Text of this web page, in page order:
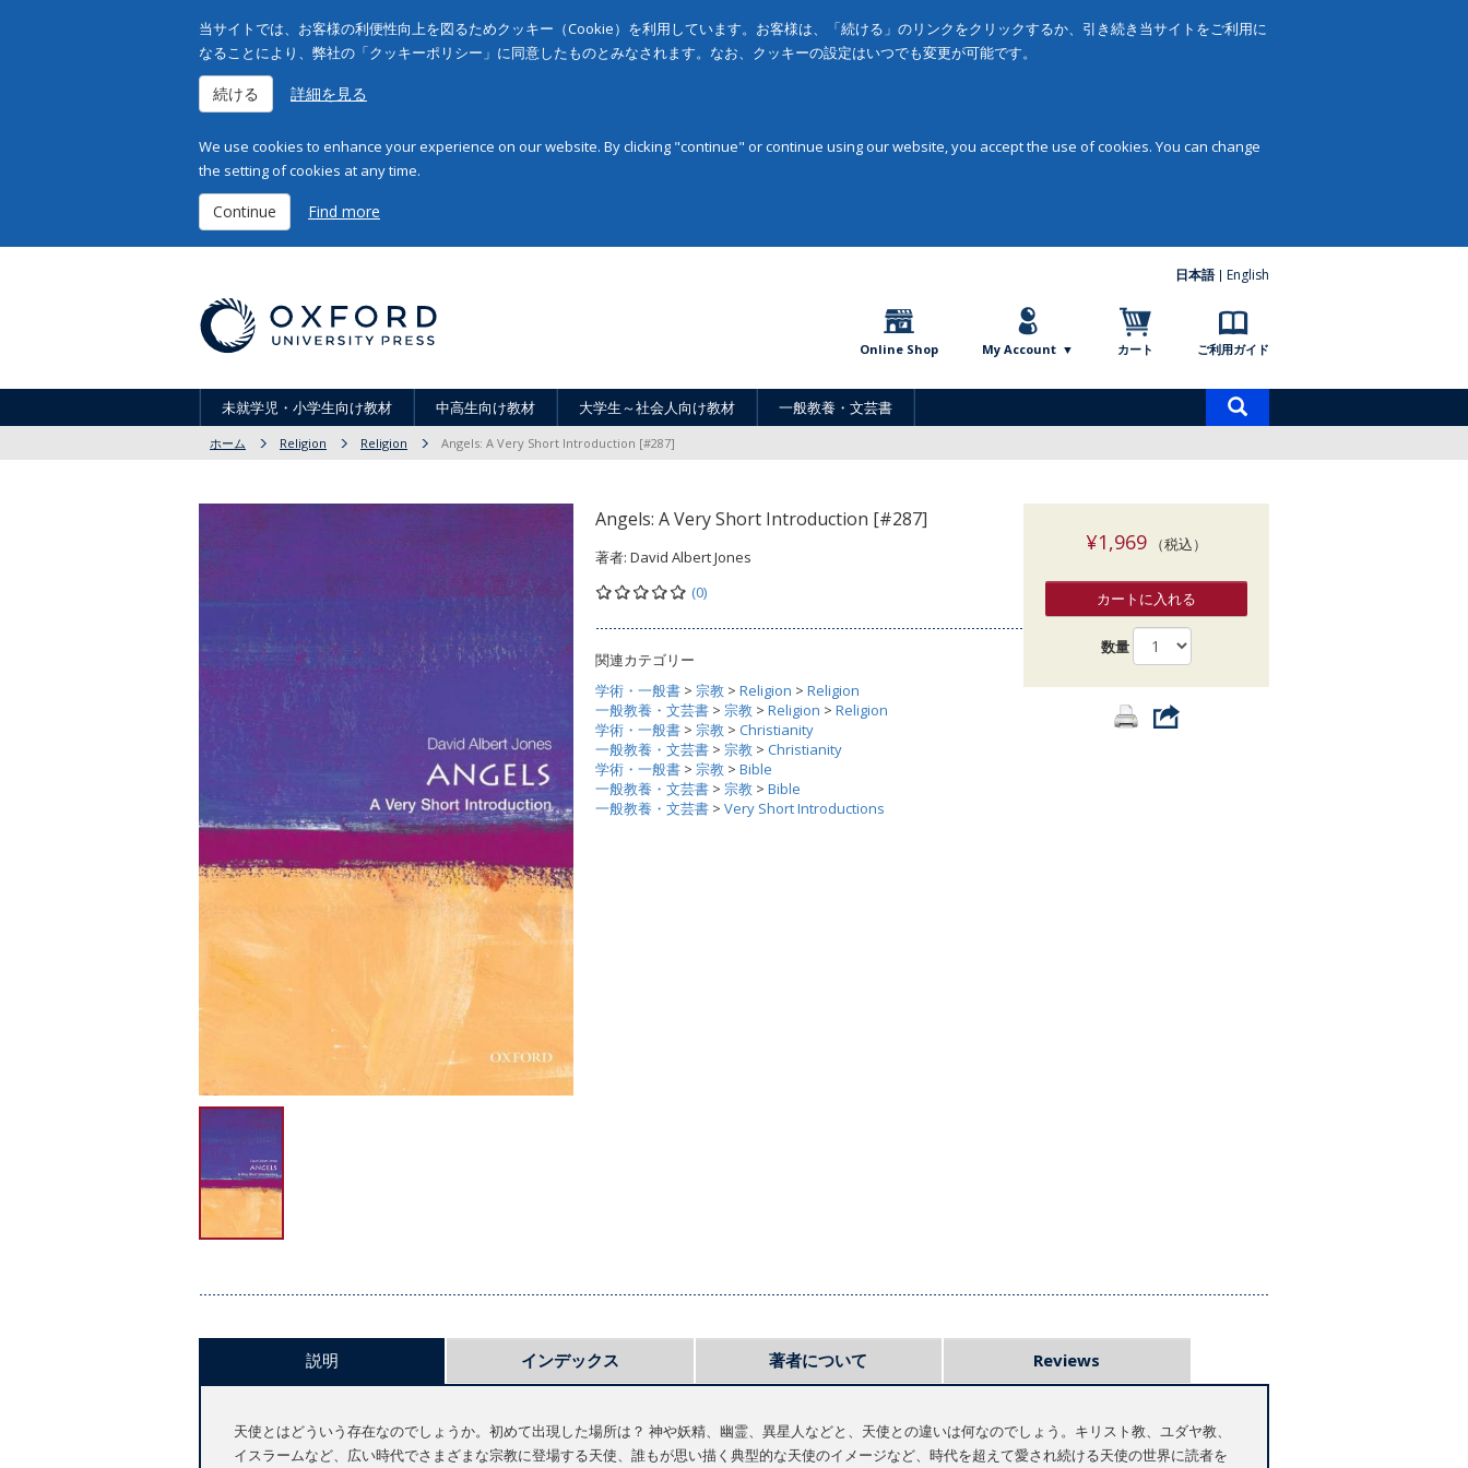
当サイトでは、お客様の利便性向上を図るためクッキー（Cookie）を利用しています。お客様は、「続ける」のリンクをクリックするか、引き続き当サイトをご利用に
なることにより、弊社の「クッキーポリシー」に同意したものとみなされます。なお、クッキーの設定はいつでも変更が可能です。
続ける 詳細を見る
We use cookies to enhance your experience on our website. By clicking "continue" or continue using our website, you accept the use of cookies. You can change
the setting of cookies at any time.
Continue Find more
日本語 English
Online Shop My Account カート ご利用ガイド
未就学児・小学生向け教材 中高生向け教材 大学生～社会人向け教材 一般教養・文芸書
索
ホーム Religion Religion Angels: A Very Short Introduction [#287]
Angels: A Very Short Introduction [#287]
著者: David Albert Jones
(0)
関連カテゴリー
学術・一般書 > 宗教 > Religion > Religion
一般教養・文芸書 > 宗教 > Religion > Religion
学術・一般書 > 宗教 > Christianity
一般教養・文芸書 > 宗教 > Christianity
学術・一般書 > 宗教 > Bible
一般教養・文芸書 > 宗教 > Bible
一般教養・文芸書 > Very Short Introductions
¥1,969（税込）
カートに入れる
数量
説明 インデックス 著者について Reviews
天使とはどういう存在なのでしょうか。初めて出現した場所は？ 神や妖精、幽霊、異星人などと、天使との違いは何なのでしょう。キリスト教、ユダヤ教、
イスラームなど、広い時代でさまざまな宗教に登場する天使、誰もが思い描く典型的な天使のイメージなど、時代を超えて愛され続ける天使の世界に読者を